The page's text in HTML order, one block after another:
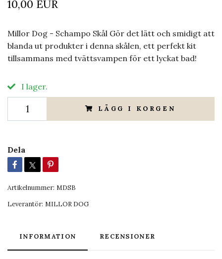
10,00 EUR
Millor Dog - Schampo Skål Gör det lätt och smidigt att
blanda ut produkter i denna skålen, ett perfekt kit
tillsammans med tvättsvampen för ett lyckat bad!
I lager.
LÄGG I KORGEN
Dela
Artikelnummer: MDSB
Leverantör: MILLOR DOG
INFORMATION RECENSIONER